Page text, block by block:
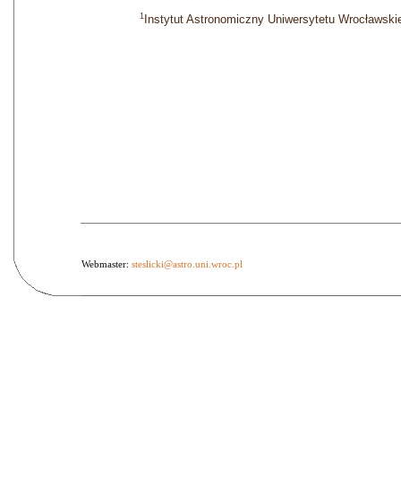
1Instytut Astronomiczny Uniwersytetu
Webmaster: steslicki@astro.uni.wroc.pl